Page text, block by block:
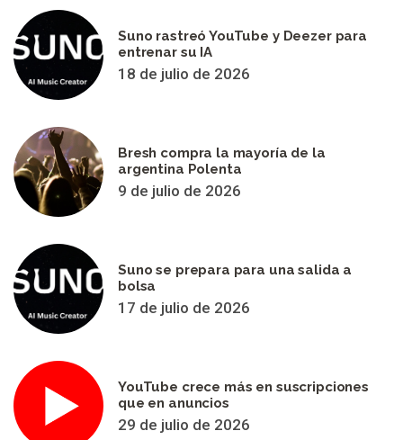
Suno rastreó YouTube y Deezer para
entrenar su IA
18 de julio de 2026
Bresh compra la mayoría de la
argentina Polenta
9 de julio de 2026
Suno se prepara para una salida a
bolsa
17 de julio de 2026
YouTube crece más en suscripciones
que en anuncios
29 de julio de 2026